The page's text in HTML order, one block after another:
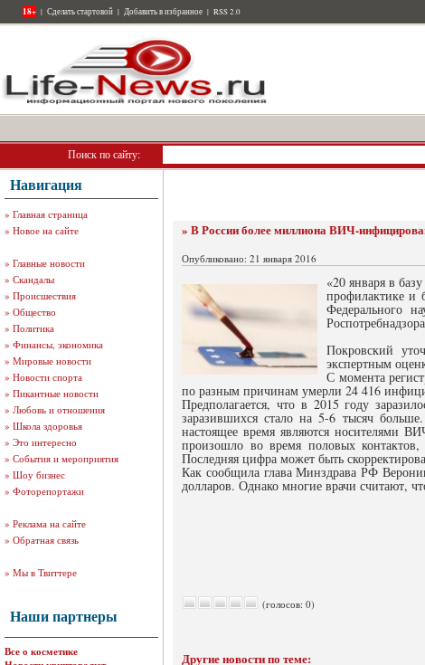
18+ | Сделать стартовой | Добавить в избранное | RSS 2.0
Поиск по сайту:
Навигация
» Главная страница
» Новое на сайте
» Главные новости
» Скандалы
» Происшествия
» Общество
» Политика
» Финансы, экономика
» Мировые новости
» Новости спорта
» Пикантные новости
» Любовь и отношения
» Школа здоровья
» Это интересно
» События и мероприятия
» Шоу бизнес
» Фоторепортажи
» Реклама на сайте
» Обратная связь
» Мы в Твиттере
Наши партнеры
Все о косметике
» В России более миллиона ВИЧ-
Опубликовано: 21 января 2016
«20 января в
профилактике и
Федерального
Покровский
экспертным
С момента
по разным причинам умерли 24 416
Предполагается, что в 2015 году
заразившихся стало на 5-6 тысяч
настоящее время являются носителями
произошло во время половых
Последняя цифра может быть
Как сообщила глава Минздрава РФ
долларов. Однако многие врачи считают,
(голосов: 0)
Другие новости по теме: